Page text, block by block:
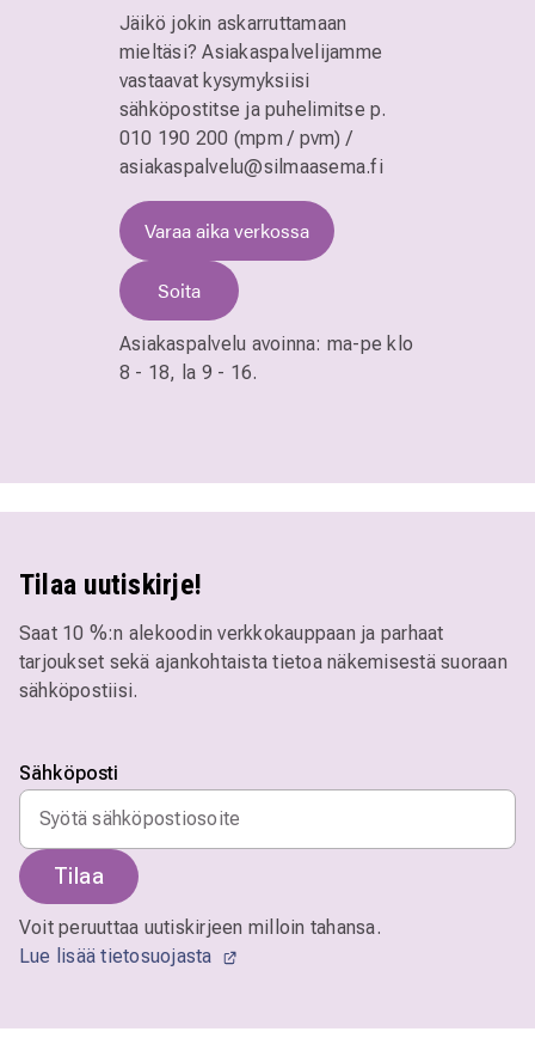
Jäikö jokin askarruttamaan
mieltäsi? Asiakaspalvelijamme
vastaavat kysymyksiisi
sähköpostitse ja puhelimitsep.
010 190 200 (mpm / pvm)/
asiakaspalvelu@silmaasema.fi
Varaa aika verkossa
Soita
Asiakaspalvelu avoinna: ma-pe klo
8 - 18, la 9 - 16.
Tilaa uutiskirje!
Saat 10 %:n alekoodin verkkokauppaan ja parhaat
tarjoukset sekä ajankohtaista tietoa näkemisestä suoraan
sähköpostiisi.
Sähköposti
Tilaa
Voit peruuttaa uutiskirjeen milloin tahansa.
Lue lisää tietosuojasta